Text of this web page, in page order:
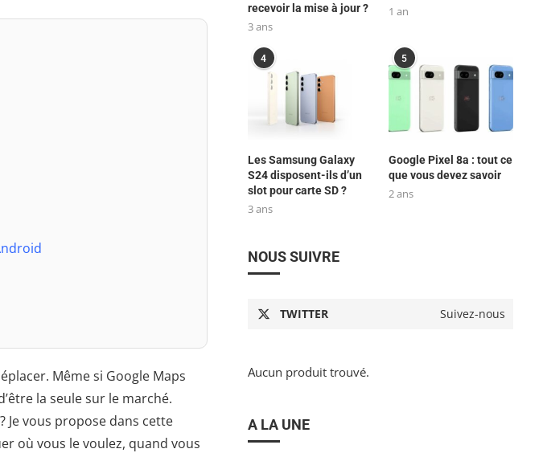
Même si Google Maps
la seule sur le marché.
Je vous propose dans cette
où vous le voulez, quand vous
recevoir la mise à jour ?
3 ans
1 an
4
Les Samsung Galaxy
S24 disposent-ils d’un
slot pour carte SD ?
3 ans
5
Google Pixel 8a : tout ce
que vous devez savoir
2 ans
NOUS SUIVRE
TWITTER Suivez-nous
Aucun produit trouvé.
A LA UNE